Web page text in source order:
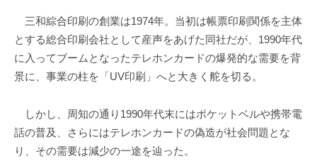
三和綜合印刷の創業は1974年。当初は帳票印刷関係を主体
とする総合印刷会社として産声をあげた同社だが、1990年代
に入ってブームとなったテレホンカードの爆発的な需要を背
景に、事業の柱を「UV印刷」へと大きく舵を切る。
しかし、周知の通り1990年代末にはポケットベルや携帯電
話の普及、さらにはテレホンカードの偽造が社会問題とな
り、その需要は減少の一途を辿った。